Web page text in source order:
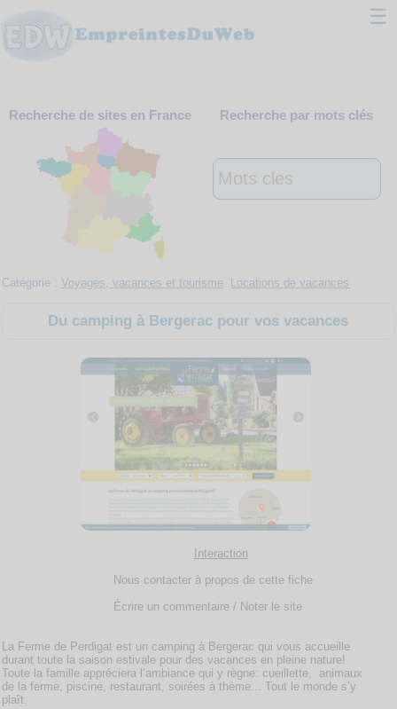
☰
Webmaster
Contact
Support
Recherche de sites en France Recherche par mots clés
Catégorie :Voyages, vacances et tourisme Locations de vacances
Du camping à Bergerac pour vos vacances
Interaction
Nous contacter à propos de cette fiche
Écrire un commentaire / Noter le site
La Ferme de Perdigat est un camping à Bergerac qui vous accueille
durant toute la saison estivale pour des vacances en pleine nature!
Toute la famille appréciera l’ambiance qui y règne: cueillette, animaux
de la ferme, piscine, restaurant, soirées à thème... Tout le monde s’y
plaît.